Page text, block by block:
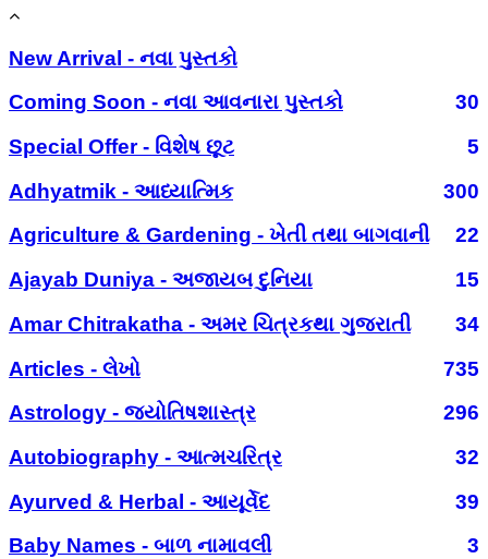
New Arrival - નવા પુસ્તકો
Coming Soon - નવા આવનારા પુસ્તકો
30
Special Offer - વિશેષ છૂટ
5
Adhyatmik - આધ્યાત્મિક
300
Agriculture & Gardening - ખેતી તથા બાગવાની
22
Ajayab Duniya - અજાયબ દુનિયા
15
Amar Chitrakatha - અમર ચિત્રકથા ગુજરાતી
34
Articles - લેખો
735
Astrology - જ્યોતિષશાસ્ત્ર
296
Autobiography - આત્મચરિત્ર
32
Ayurved & Herbal - આયૂર્વેદ
39
Baby Names - બાળ નામાવલી
3